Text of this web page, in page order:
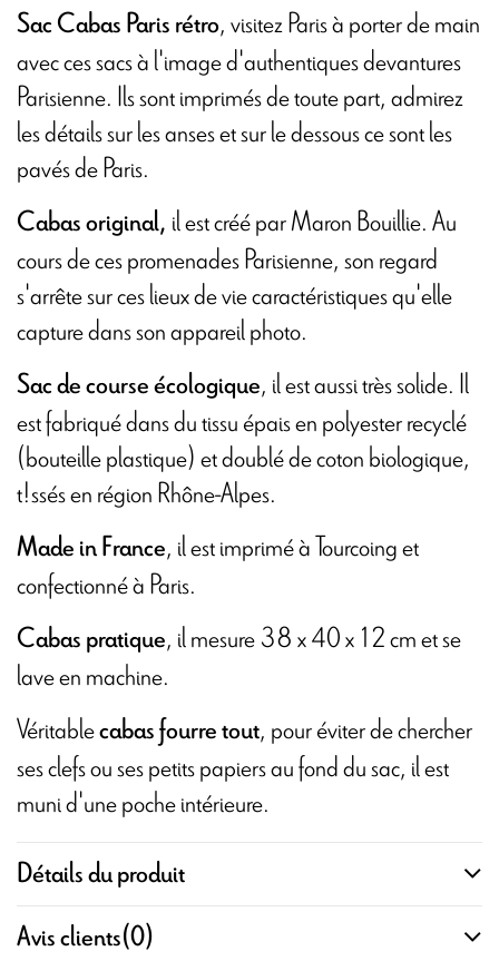
Sac Cabas Paris rétro, visitez Paris à porter de main
avec ces sacs à l'image d'authentiques devantures
Parisienne. Ils sont imprimés de toute part, admirez
les détails sur les anses et sur le dessous ce sont les
pavés de Paris.
Cabas original, il est créé par Maron Bouillie. Au
cours de ces promenades Parisienne, son regard
s'arrête sur ces lieux de vie caractéristiques qu'elle
capture dans son appareil photo.
Sac de course écologique, il est aussi très solide. Il
est fabriqué dans du tissu épais en polyester recyclé
(bouteille plastique) et doublé de coton biologique,
t!ssés en région Rhône-Alpes.
Made in France, il est imprimé à Tourcoing et
confectionné à Paris.
Cabas pratique, il mesure 38 x 40 x 12 cm et se
lave en machine.
Véritablecabas fourre tout, pour éviter de chercher
ses clefs ou ses petits papiers au fond du sac, il est
muni d'une poche intérieure.
Détails du produit
Avis clients(0)